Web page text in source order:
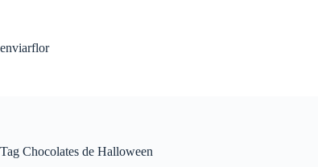
i
e
enviarflor
Tag Chocolates de Halloween